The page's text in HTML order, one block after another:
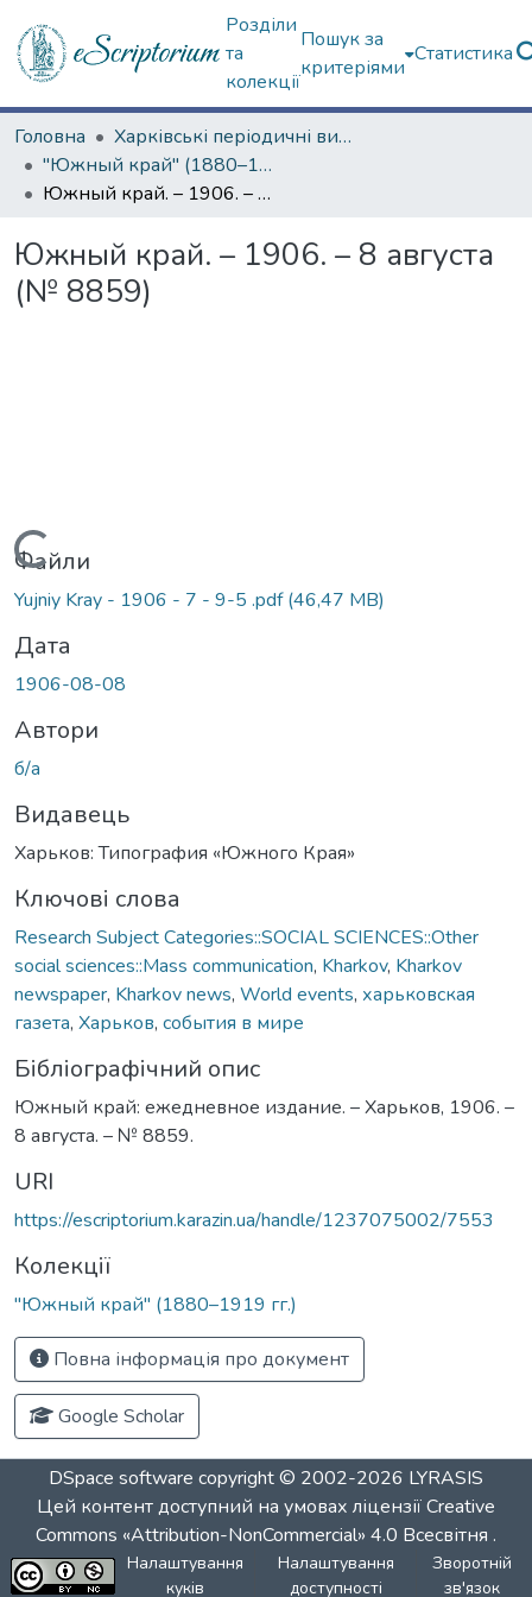
Розділи
та
колекції
Пошук за
критеріями
Статистика
Головна
Харківські періодичні видання
"Южный край" (1880–1919 гг.)
Южный край. – 1906. – 8 августа (№ 8859)
Южный край. – 1906. – 8 августа
(№ 8859)
Вантажиться...
Файли
Yujniy Kray - 1906 - 7 - 9-5 .pdf(46,47 MB)
Дата
1906-08-08
Автори
б/а
Видавець
Харьков: Типография «Южного Края»
Ключові слова
Research Subject Categories::SOCIAL SCIENCES::Other
social sciences::Mass communication, Kharkov, Kharkov
newspaper, Kharkov news, World events, харьковская
газета, Харьков, события в мире
Бібліографічний опис
Южный край: ежедневное издание. – Харьков, 1906. –
8 августа. – № 8859.
URI
https://escriptorium.karazin.ua/handle/1237075002/7553
Колекції
"Южный край" (1880–1919 гг.)
Повна інформація про документ
Google Scholar
DSpace software copyright © 2002-2026 LYRASIS
Цей контент доступний на умовах ліцензіїCreative
Commons «Attribution-NonCommercial» 4.0 Всесвітня .
Налаштування
куків
Налаштування
доступності
Зворотній
зв'язок